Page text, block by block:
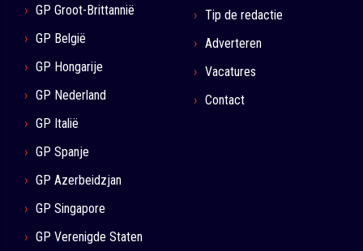
GP Groot-Brittannië
GP België
GP Hongarije
GP Nederland
GP Italië
GP Spanje
GP Azerbeidzjan
GP Singapore
GP Verenigde Staten
Tip de redactie
Adverteren
Vacatures
Contact